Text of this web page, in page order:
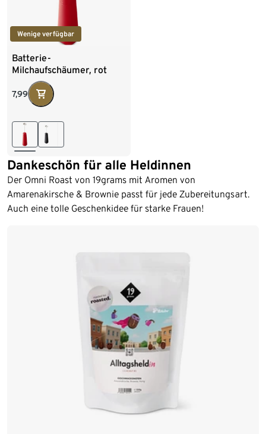
Wenige verfügbar
Batterie-
Milchaufschäumer, rot
7,99
Dankeschön für alle Heldinnen
Der Omni Roast von 19grams mit Aromen von
Amarenakirsche & Brownie passt für jede Zubereitungsart.
Auch eine tolle Geschenkidee für starke Frauen!